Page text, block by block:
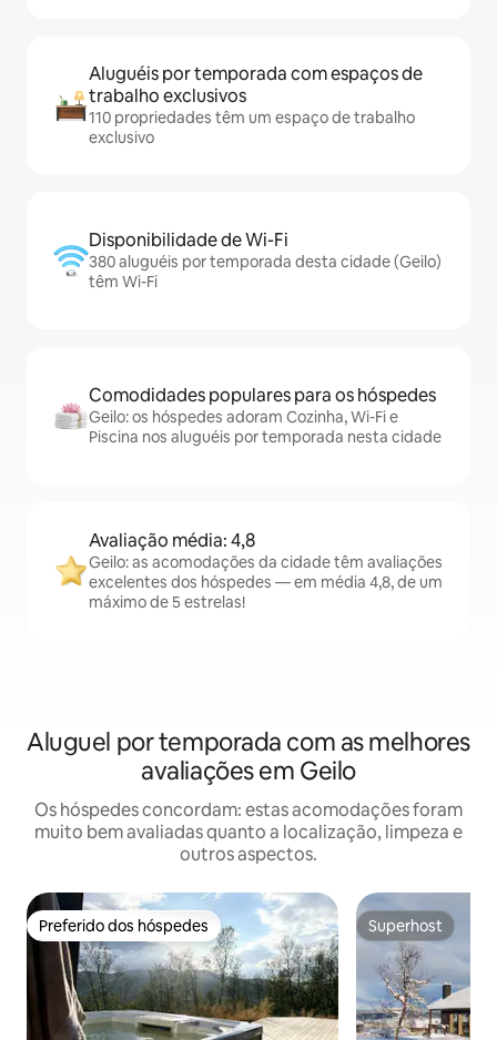
Aluguéis por temporada com espaços de
trabalho exclusivos
110 propriedades têm um espaço de trabalho
exclusivo
Disponibilidade de Wi-Fi
380 aluguéis por temporada desta cidade (Geilo)
têm Wi-Fi
Comodidades populares para os hóspedes
Geilo: os hóspedes adoram Cozinha, Wi-Fi e
Piscina nos aluguéis por temporada nesta cidade
Avaliação média: 4,8
Geilo: as acomodações da cidade têm avaliações
excelentes dos hóspedes — em média 4,8, de um
máximo de 5 estrelas!
Aluguel por temporada com as melhores
avaliações em Geilo
Os hóspedes concordam: estas acomodações foram
muito bem avaliadas quanto a localização, limpeza e
outros aspectos.
Preferido dos hóspedes
Preferido dos hóspedes Superhost
Superhost